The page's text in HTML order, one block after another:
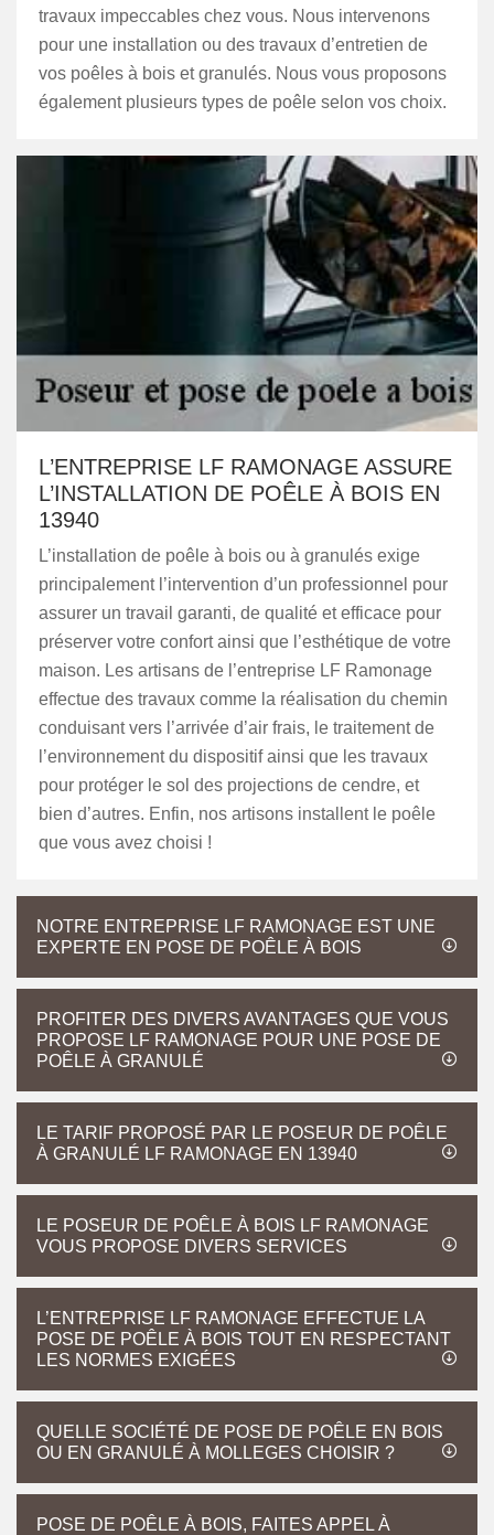
travaux impeccables chez vous. Nous intervenons
pour une installation ou des travaux d’entretien de
vos poêles à bois et granulés. Nous vous proposons
également plusieurs types de poêle selon vos choix.
L’ENTREPRISE LF RAMONAGE ASSURE
L’INSTALLATION DE POÊLE À BOIS EN
13940
L’installation de poêle à bois ou à granulés exige
principalement l’intervention d’un professionnel pour
assurer un travail garanti, de qualité et efficace pour
préserver votre confort ainsi que l’esthétique de votre
maison. Les artisans de l’entreprise LF Ramonage
effectue des travaux comme la réalisation du chemin
conduisant vers l’arrivée d’air frais, le traitement de
l’environnement du dispositif ainsi que les travaux
pour protéger le sol des projections de cendre, et
bien d’autres. Enfin, nos artisons installent le poêle
que vous avez choisi !
NOTRE ENTREPRISE LF RAMONAGE EST UNE
EXPERTE EN POSE DE POÊLE À BOIS
PROFITER DES DIVERS AVANTAGES QUE VOUS
PROPOSE LF RAMONAGE POUR UNE POSE DE
POÊLE À GRANULÉ
LE TARIF PROPOSÉ PAR LE POSEUR DE POÊLE
À GRANULÉ LF RAMONAGE EN 13940
LE POSEUR DE POÊLE À BOIS LF RAMONAGE
VOUS PROPOSE DIVERS SERVICES
L’ENTREPRISE LF RAMONAGE EFFECTUE LA
POSE DE POÊLE À BOIS TOUT EN RESPECTANT
LES NORMES EXIGÉES
QUELLE SOCIÉTÉ DE POSE DE POÊLE EN BOIS
OU EN GRANULÉ À MOLLEGES CHOISIR ?
POSE DE POÊLE À BOIS, FAITES APPEL À